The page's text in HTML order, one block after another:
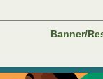
Banner/